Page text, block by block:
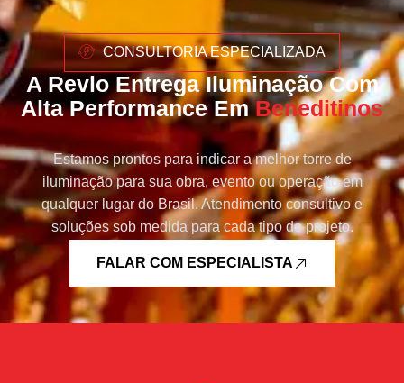
CONSULTORIA ESPECIALIZADA
A Revlo Entrega Iluminação Com
Alta Performance EmBeneditinos
Estamos prontos para indicar a melhor torre de
iluminação para sua obra, evento ou operação em
qualquer lugar do Brasil. Atendimento consultivo e
soluções sob medida para cada tipo de projeto.
FALAR COM ESPECIALISTA